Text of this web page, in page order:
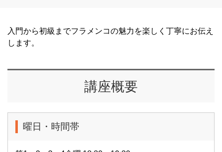
入門から初級までフラメンコの魅力を楽しく丁寧にお伝え
します。
講座概要
曜日・時間帯